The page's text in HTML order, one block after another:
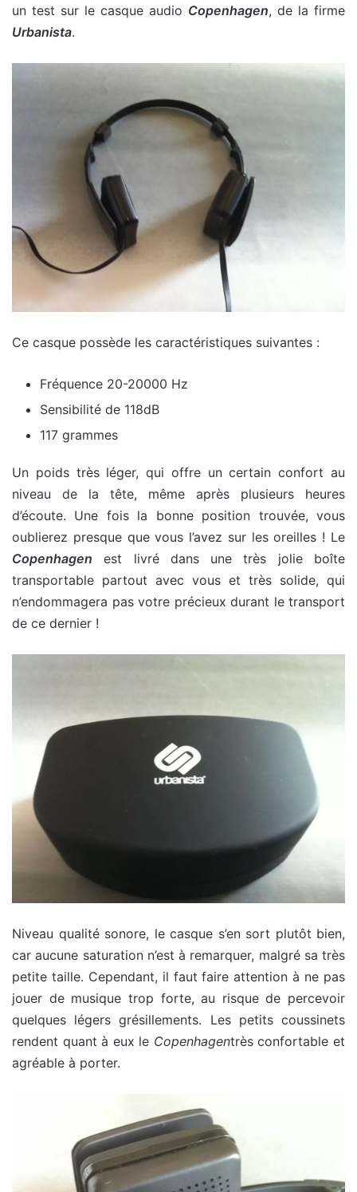
un test sur le casque audio Copenhagen, de la firme
Urbanista.
Ce casque possède les caractéristiques suivantes :
Fréquence 20-20000 Hz
Sensibilité de 118dB
117 grammes
Un poids très léger, qui offre un certain confort au
niveau de la tête, même après plusieurs heures
d’écoute. Une fois la bonne position trouvée, vous
oublierez presque que vous l’avez sur les oreilles ! Le
Copenhagen
est livré dans une très jolie boîte
transportable partout avec vous et très solide, qui
n’endommagera pas votre précieux durant le transport
de ce dernier !
Niveau qualité sonore, le casque s’en sort plutôt bien,
car aucune saturation n’est à remarquer, malgré sa très
petite taille. Cependant, il faut faire attention à ne pas
jouer de musique trop forte, au risque de percevoir
quelques légers grésillements. Les petits coussinets
rendent quant à eux le Copenhagentrès confortable et
agréable à porter.